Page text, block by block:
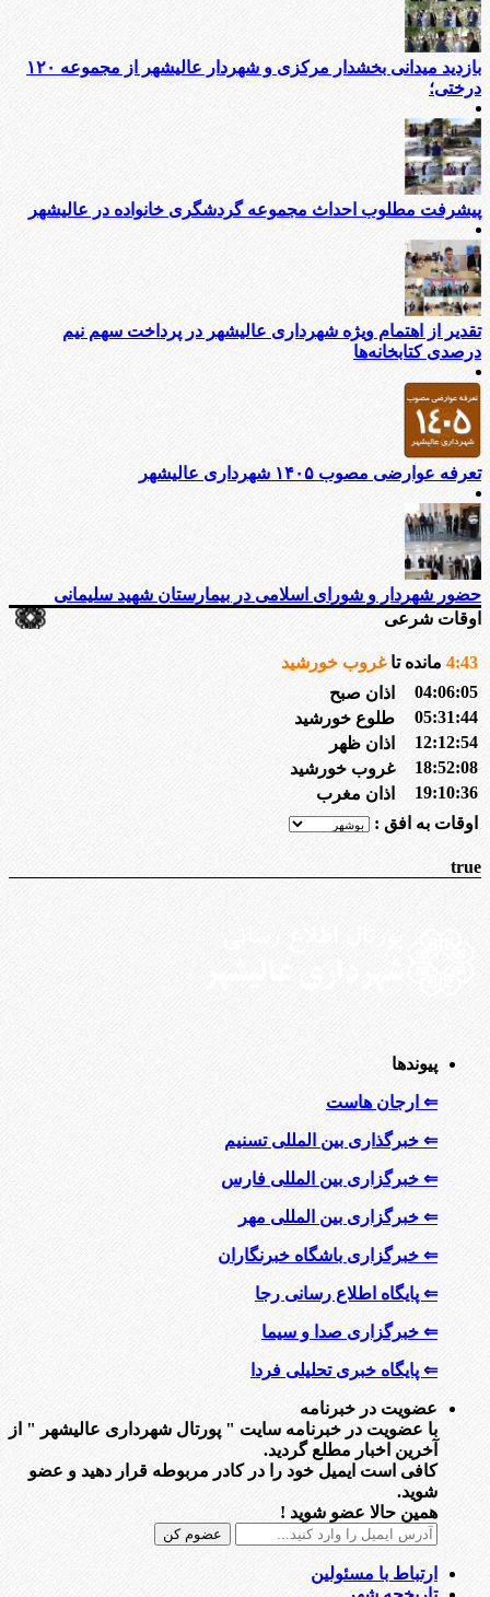
بازدید میدانی بخشدار مرکزی و شهردار عالیشهر از مجموعه ۱۲۰
درختی؛
پیشرفت مطلوب احداث مجموعه گردشگری خانواده در عالیشهر
تقدیر از اهتمام ویژه شهرداری عالیشهر در پرداخت سهم نیم
درصدی کتابخانه‌ها
تعرفه عوارضی مصوب ۱۴۰۵ شهرداری عالیشهر
حضور شهردار و شورای اسلامی در بیمارستان شهید سلیمانی
اوقات شرعی
4:43 مانده تاغروب خورشید
04:06:05
اذان صبح
05:31:44
طلوع خورشید
12:12:54
اذان ظهر
18:52:08
غروب خورشید
19:10:36
اذان مغرب
اوقات به افق :
true
پیوندها
⇐ ارجان هاست
⇐ خبرگذاری بین المللی تسنیم
⇐ خبرگزاری بین المللی فارس
⇐ خبرگزاری بین المللی مهر
⇐ خبرگزاری باشگاه خبرنگاران
⇐ پایگاه اطلاع رسانی رجا
⇐ خبرگزاری صدا و سیما
⇐ پایگاه خبری تحلیلی فردا
عضویت در خبرنامه
با عضویت در خبرنامه سایت " پورتال شهرداری عالیشهر " از
آخرین اخبار مطلع گردید.
کافی است ایمیل خود را در کادر مربوطه قرار دهید و عضو
شوید.
همین حالا عضو شوید !
ارتباط با مسئولین